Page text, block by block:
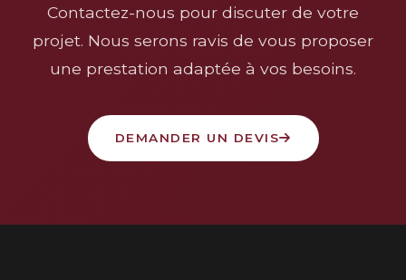
Contactez-nous pour discuter de votre
projet. Nous serons ravis de vous proposer
une prestation adaptée à vos besoins.
DEMANDER UN DEVIS